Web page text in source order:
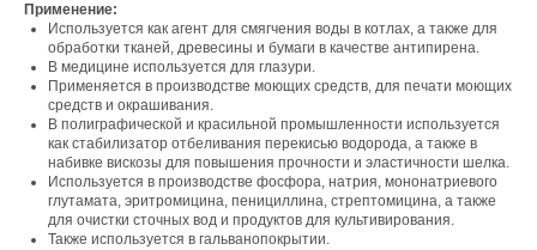
Применение:
Используется как агент для смягчения воды в котлах, а также для
обработки тканей, древесины и бумаги в качестве антипирена.
В медицине используется для глазури.
Применяется в производстве моющих средств, для печати моющих
средств и окрашивания.
В полиграфической и красильной промышленности используется
как стабилизатор отбеливания перекисью водорода, а также в
набивке вискозы для повышения прочности и эластичности шелка.
Используется в производстве фосфора, натрия, мононатриевого
глутамата, эритромицина, пенициллина, стрептомицина, а также
для очистки сточных вод и продуктов для культивирования.
Также используется в гальванопокрытии.
Свяжитесь с нами
Контакты
г. Москва, вн. тер. г. муниципальный округ
Офис компании: